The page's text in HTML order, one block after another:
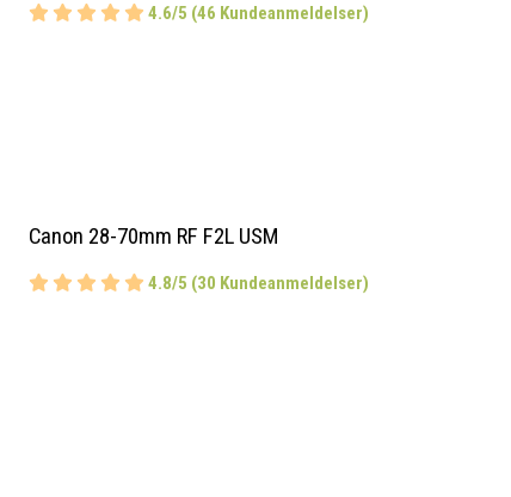
4.6/5 (46 Kundeanmeldelser)
Canon 28-70mm RF F2L USM
4.8/5 (30 Kundeanmeldelser)